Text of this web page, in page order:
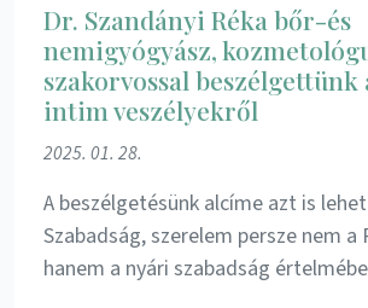
Dr. Szandányi Réka bőr-és
nemigyógyász,
szakorvossal beszélgettünk
intim veszélyekről
2025. 01. 28.
A beszélgetésünk alcíme azt is
Szabadság, szerelem persze nem
hanem a nyári szabadság